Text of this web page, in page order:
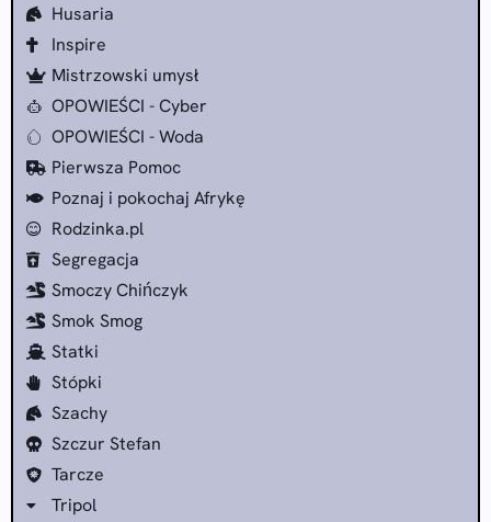
Husaria
Inspire
Mistrzowski umysł
OPOWIEŚCI - Cyber
OPOWIEŚCI - Woda
Pierwsza Pomoc
Poznaj i pokochaj Afrykę
Rodzinka.pl
Segregacja
Smoczy Chińczyk
Smok Smog
Statki
Stópki
Szachy
Szczur Stefan
Tarcze
Tripol